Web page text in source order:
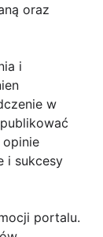
oraz
i
w
i sukcesy
portalu.